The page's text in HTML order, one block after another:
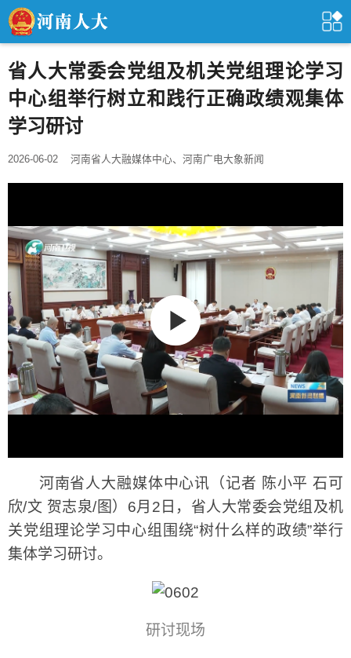
省人大常委会党组及机关党组理论学习
中心组举行树立和践行正确政绩观集体
学习研讨
2026-06-02 河南省人大融媒体中心、河南广电大象新闻
河南省人大融媒体中心讯（记者 陈小平 石可
欣/文 贺志泉/图）6月2日，省人大常委会党组及机
关党组理论学习中心组围绕“树什么样的政绩”举行
集体学习研讨。
研讨现场